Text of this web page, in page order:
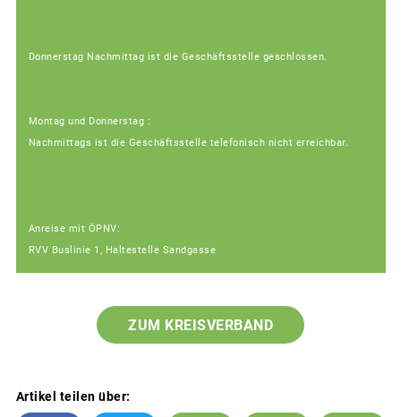
Donnerstag Nachmittag ist die Geschäftsstelle geschlossen.
Montag und Donnerstag :
Nachmittags ist die Geschäftsstelle telefonisch nicht erreichbar.
Anreise mit ÖPNV:
RVV Buslinie 1, Haltestelle Sandgasse
ZUM KREISVERBAND
Artikel teilen über: